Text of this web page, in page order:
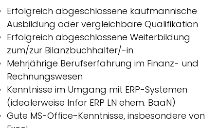
Erfolgreich abgeschlossene kaufmännische
Ausbildung oder vergleichbare Qualifikation
Erfolgreich abgeschlossene Weiterbildung
zum/zur Bilanzbuchhalter/-in
Mehrjährige Berufserfahrung im Finanz- und
Rechnungswesen
Kenntnisse im Umgang mit ERP-Systemen
(idealerweise Infor ERP LN ehem. BaaN)
Gute MS-Office-Kenntnisse, insbesondere von